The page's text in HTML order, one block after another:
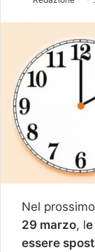
Nel
29 marzo, l
essere